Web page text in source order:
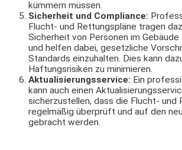
kümmern müssen.
Sicherheit und Compliance:
Flucht- und Rettungspläne tragen
Sicherheit von Personen im
und helfen dabei, gesetzliche
Standards einzuhalten. Dies kann
Haftungsrisiken zu minimieren.
Aktualisierungsservice: Ein
kann auch einen
sicherzustellen, dass die Flucht- und
regelmäßig überprüft und auf den
gebracht werden.